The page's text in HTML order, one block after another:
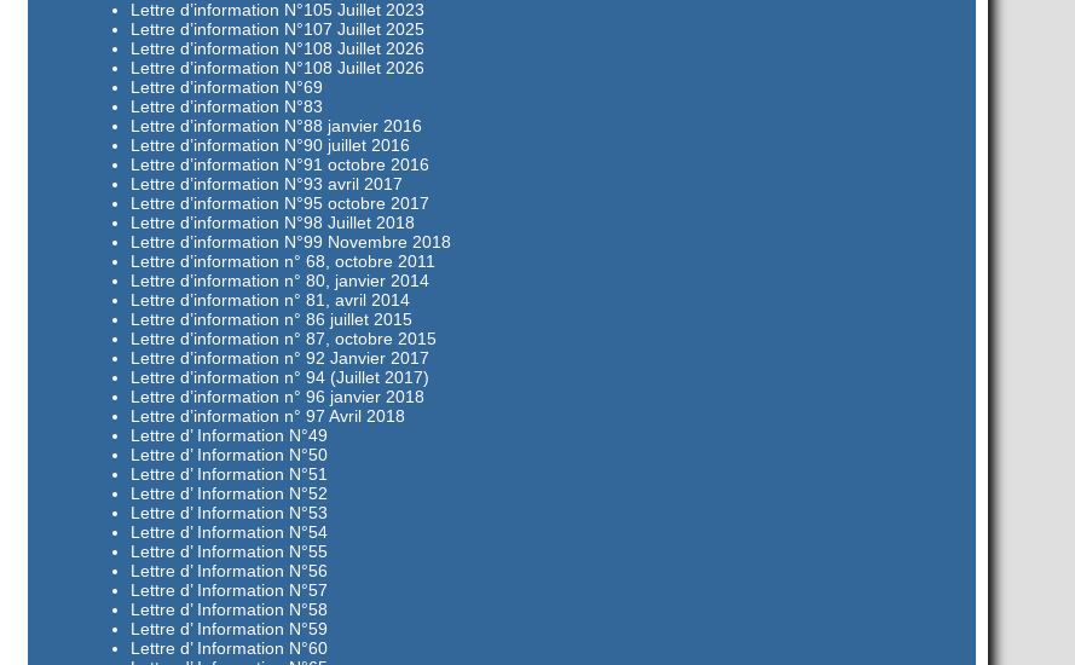
Lettre d’information N°105 Juillet 2023
Lettre d’information N°107 Juillet 2025
Lettre d’information N°108 Juillet 2026
Lettre d’information N°108 Juillet 2026
Lettre d’information N°69
Lettre d’information N°83
Lettre d’information N°88 janvier 2016
Lettre d’information N°90 juillet 2016
Lettre d’information N°91 octobre 2016
Lettre d’information N°93 avril 2017
Lettre d’information N°95 octobre 2017
Lettre d’information N°98 Juillet 2018
Lettre d’information N°99 Novembre 2018
Lettre d’information n° 68, octobre 2011
Lettre d’information n° 80, janvier 2014
Lettre d’information n° 81, avril 2014
Lettre d’information n° 86 juillet 2015
Lettre d’information n° 87, octobre 2015
Lettre d’information n° 92 Janvier 2017
Lettre d’information n° 94 (Juillet 2017)
Lettre d’information n° 96 janvier 2018
Lettre d’information n° 97 Avril 2018
Lettre d’ Information N°49
Lettre d’ Information N°50
Lettre d’ Information N°51
Lettre d’ Information N°52
Lettre d’ Information N°53
Lettre d’ Information N°54
Lettre d’ Information N°55
Lettre d’ Information N°56
Lettre d’ Information N°57
Lettre d’ Information N°58
Lettre d’ Information N°59
Lettre d’ Information N°60